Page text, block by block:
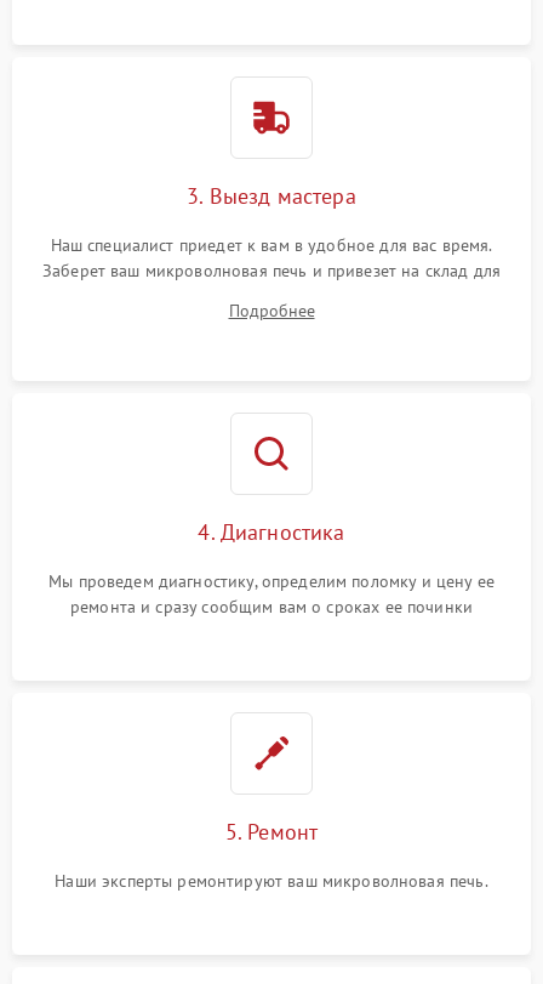
3. Выезд мастера
Наш специалист приедет к вам в удобное для вас время.
Заберет ваш микроволновая печь и привезет на склад для
Подробнее
4. Диагностика
Мы проведем диагностику, определим поломку и цену ее
ремонта и сразу сообщим вам о сроках ее починки
5. Ремонт
Наши эксперты ремонтируют ваш микроволновая печь.